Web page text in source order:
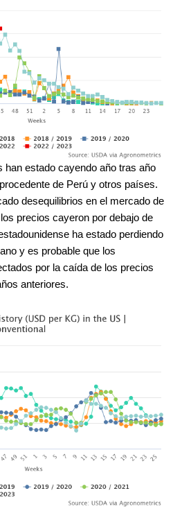
han estado cayendo año tras año
de Perú y otros países.
desequilibrios en el mercado de
precios cayeron por debajo de
ha estado perdiendo
y es probable que los
por la caída de los precios
anteriores.